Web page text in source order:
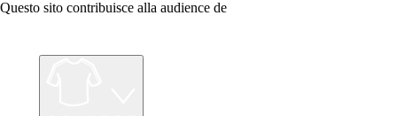
Questo sito contribuisce alla audience de